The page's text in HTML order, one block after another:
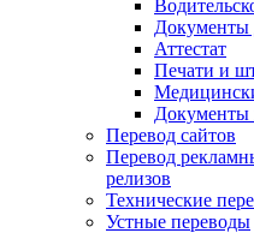
Документы
Аттестат
Печати и
Перевод сайтов
Перевод
релизов
Технические
Устные переводы